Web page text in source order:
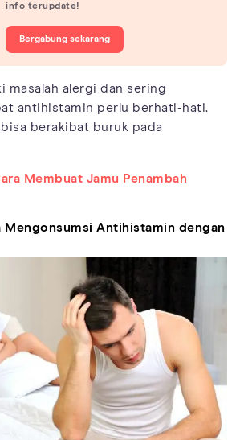
info terupdate!
Bergabung sekarang
masalah alergi dan sering
antihistamin perlu berhati-hati.
berakibat buruk pada
Membuat Jamu Penambah
Mengonsumsi Antihistamin dengan